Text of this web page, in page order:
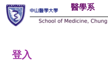
跳
到
內
醫學系
登入